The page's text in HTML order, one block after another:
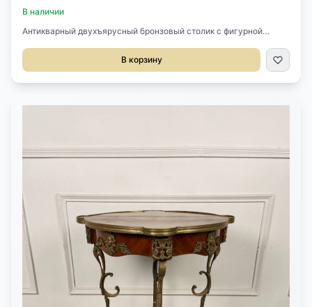
В наличии
Антикварный двухъярусный бронзовый столик с фигурной
качеству исполнения.Размер 58х37х74h см.
В корзину